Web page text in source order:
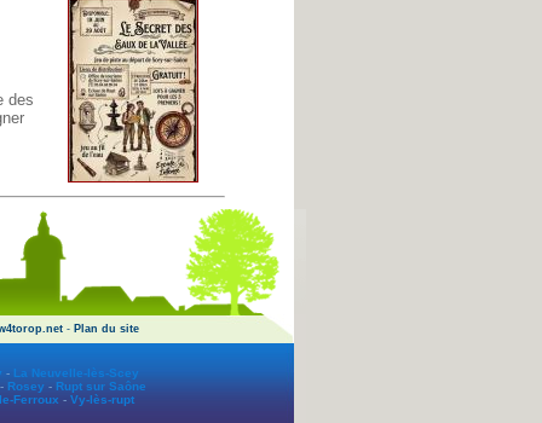
des
- Plan du site
- La Neuvelle-lès-Scey
Rosey- Rupt sur Saône
Ferroux - Vy-lès-rupt